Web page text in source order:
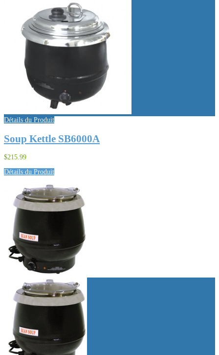
Détails du Produit
Soup Kettle SB6000A
$215.99
Détails du Produit